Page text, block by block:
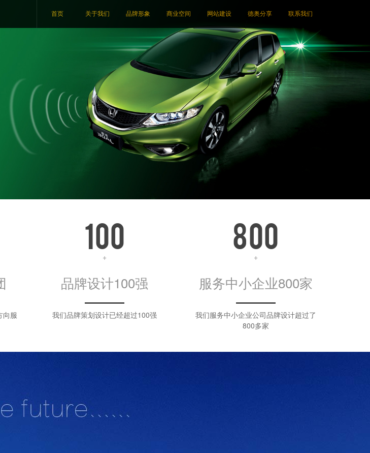
首页 关于我们 品牌形象 商业空间 网站建设 德奥分享 联系我们
向服
100
+
品牌设计100强
我们品牌策划设计已经超过100强
800
+
服务中小企业800家
我们服务中小企业公司品牌设计超过了
800多家
设计，中山包装设计，中山专卖店设计，中山网站建站的综合性的广告公司。我们设计公司努力为客户提高具有思